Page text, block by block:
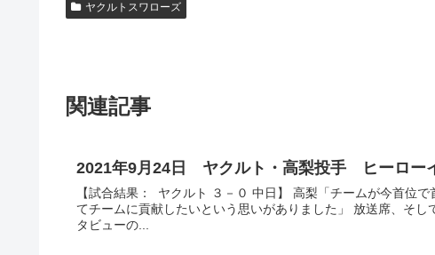
ヤクルトスワローズ
関連記事
2021年9月24日 ヤクルト・高梨投手 ヒーロー
【試合結果： ヤクルト ３－０ 中日】 高梨「チームが今首位
てチームに貢献したいという思いがありました」 放送席、そ
タビューの...